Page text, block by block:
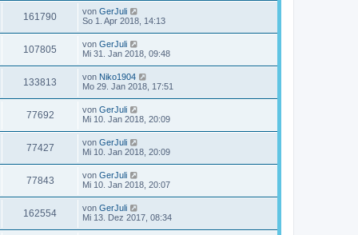
161790 von GerJuli
So 1. Apr 2018, 14:13
107805 von GerJuli
Mi 31. Jan 2018, 09:48
133813 von Niko1904
Mo 29. Jan 2018, 17:51
77692 von GerJuli
Mi 10. Jan 2018, 20:09
77427 von GerJuli
Mi 10. Jan 2018, 20:09
77843 von GerJuli
Mi 10. Jan 2018, 20:07
162554 von GerJuli
Mi 13. Dez 2017, 08:34